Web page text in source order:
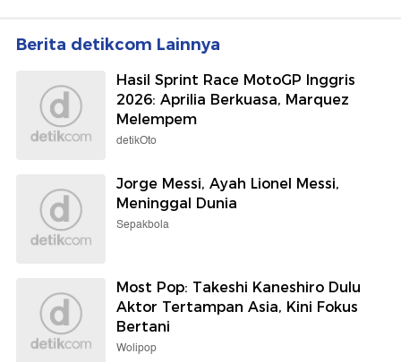
Berita detikcom Lainnya
Hasil Sprint Race MotoGP Inggris
2026: Aprilia Berkuasa, Marquez
Melempem
detikOto
Jorge Messi, Ayah Lionel Messi,
Meninggal Dunia
Sepakbola
Most Pop: Takeshi Kaneshiro Dulu
Aktor Tertampan Asia, Kini Fokus
Bertani
Wolipop